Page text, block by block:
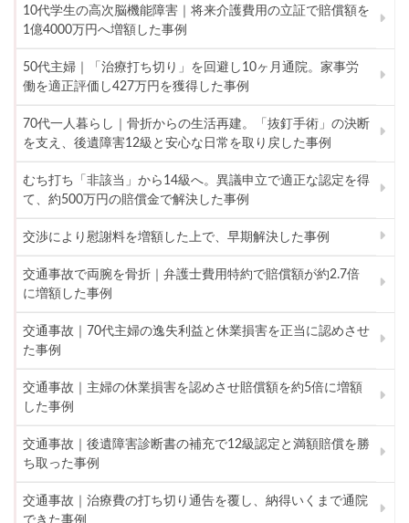
10代学生の高次脳機能障害｜将来介護費用の立証で賠償額を
1億4000万円へ増額した事例
50代主婦｜「治療打ち切り」を回避し10ヶ月通院。家事労
働を適正評価し427万円を獲得した事例
70代一人暮らし｜骨折からの生活再建。「抜釘手術」の決断
を支え、後遺障害12級と安心な日常を取り戻した事例
むち打ち「非該当」から14級へ。異議申立で適正な認定を得
て、約500万円の賠償金で解決した事例
交渉により慰謝料を増額した上で、早期解決した事例
交通事故で両腕を骨折｜弁護士費用特約で賠償額が約2.7倍
に増額した事例
交通事故｜70代主婦の逸失利益と休業損害を正当に認めさせ
た事例
交通事故｜主婦の休業損害を認めさせ賠償額を約5倍に増額
した事例
交通事故｜後遺障害診断書の補充で12級認定と満額賠償を勝
ち取った事例
交通事故｜治療費の打ち切り通告を覆し、納得いくまで通院
できた事例